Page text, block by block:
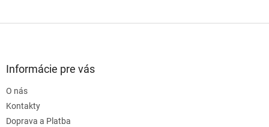
Informácie pre vás
O nás
Kontakty
Doprava a Platba